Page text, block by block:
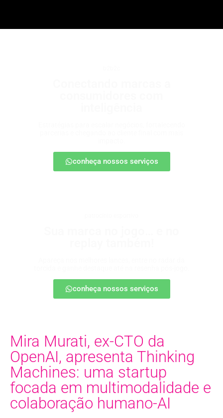
conheça nossos serviços
conheça nossos serviços
Mira Murati, ex-CTO da
OpenAI, apresenta Thinking
Machines: uma startup
focada em multimodalidade e
colaboração humano-AI